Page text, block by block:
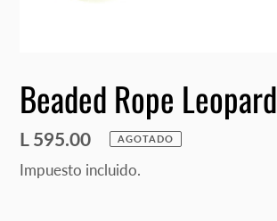
Beaded Rope Leopard
Precio
habitual
L 595.00 AGOTADO
Impuesto incluido.